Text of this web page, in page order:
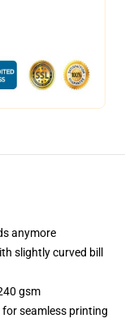
anymore
slightly curved bill
gsm
seamless printing